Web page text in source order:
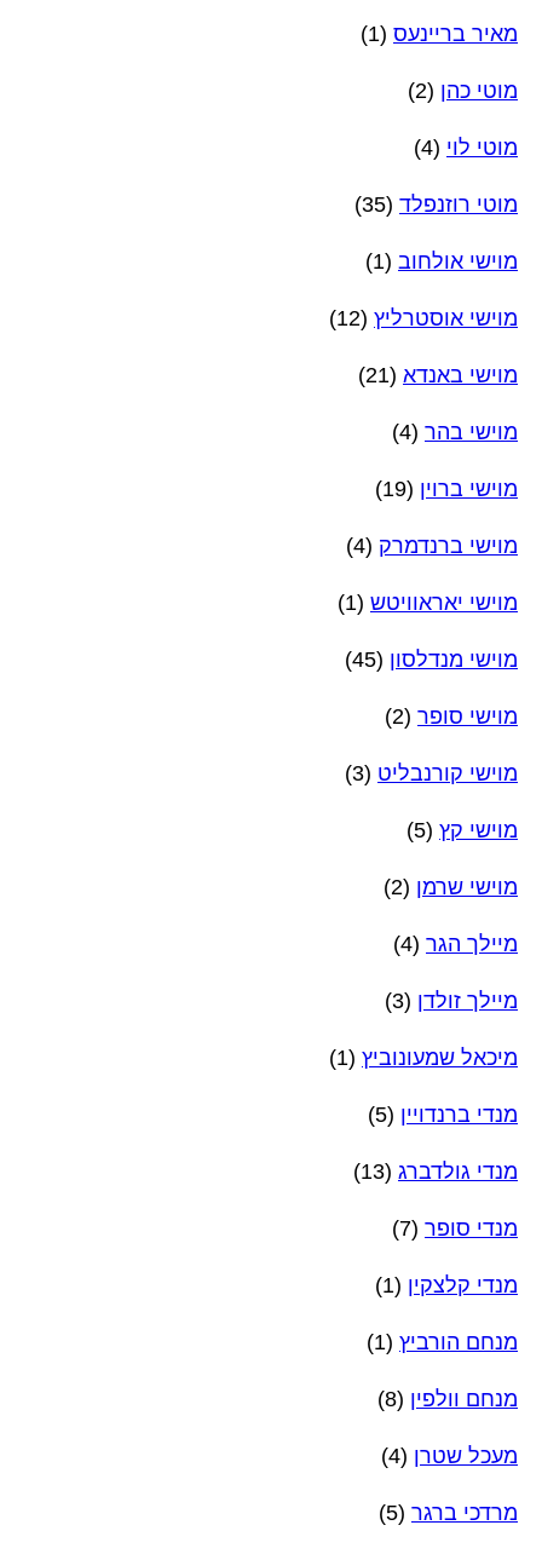
מאיר בריינעס (1)
מוטי כהן (2)
מוטי לוי (4)
מוטי רוזנפלד (35)
מוישי אולחוב (1)
מוישי אוסטרליץ (12)
מוישי באנדא (21)
מוישי בהר (4)
מוישי ברוין (19)
מוישי ברנדמרק (4)
מוישי יאראוויטש (1)
מוישי מנדלסון (45)
מוישי סופר (2)
מוישי קורנבליט (3)
מוישי קץ (5)
מוישי שרמן (2)
מיילך הגר (4)
מיילך זולדן (3)
מיכאל שמעונוביץ (1)
מנדי ברנדויין (5)
מנדי גולדברג (13)
מנדי סופר (7)
מנדי קלצקין (1)
מנחם הורביץ (1)
מנחם וולפין (8)
מעכל שטרן (4)
מרדכי ברגר (5)